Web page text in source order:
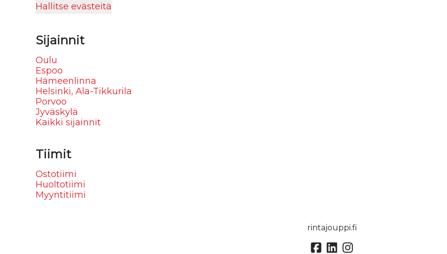
Hallitse evästeitä
Sijainnit
Oulu
Espoo
Hämeenlinna
Helsinki, Ala-Tikkurila
Porvoo
Jyväskylä
Kaikki sijainnit
Tiimit
Ostotiimi
Huoltotiimi
Myyntitiimi
rintajouppi.fi